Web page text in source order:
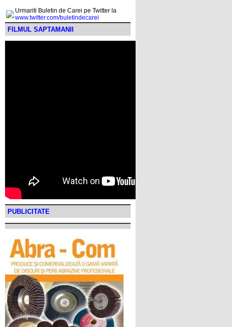
Urmariti Buletin de Carei pe Twitter la
www.twitter.com/buletindecarei
FILMUL SAPTAMANII
PUBLICITATE